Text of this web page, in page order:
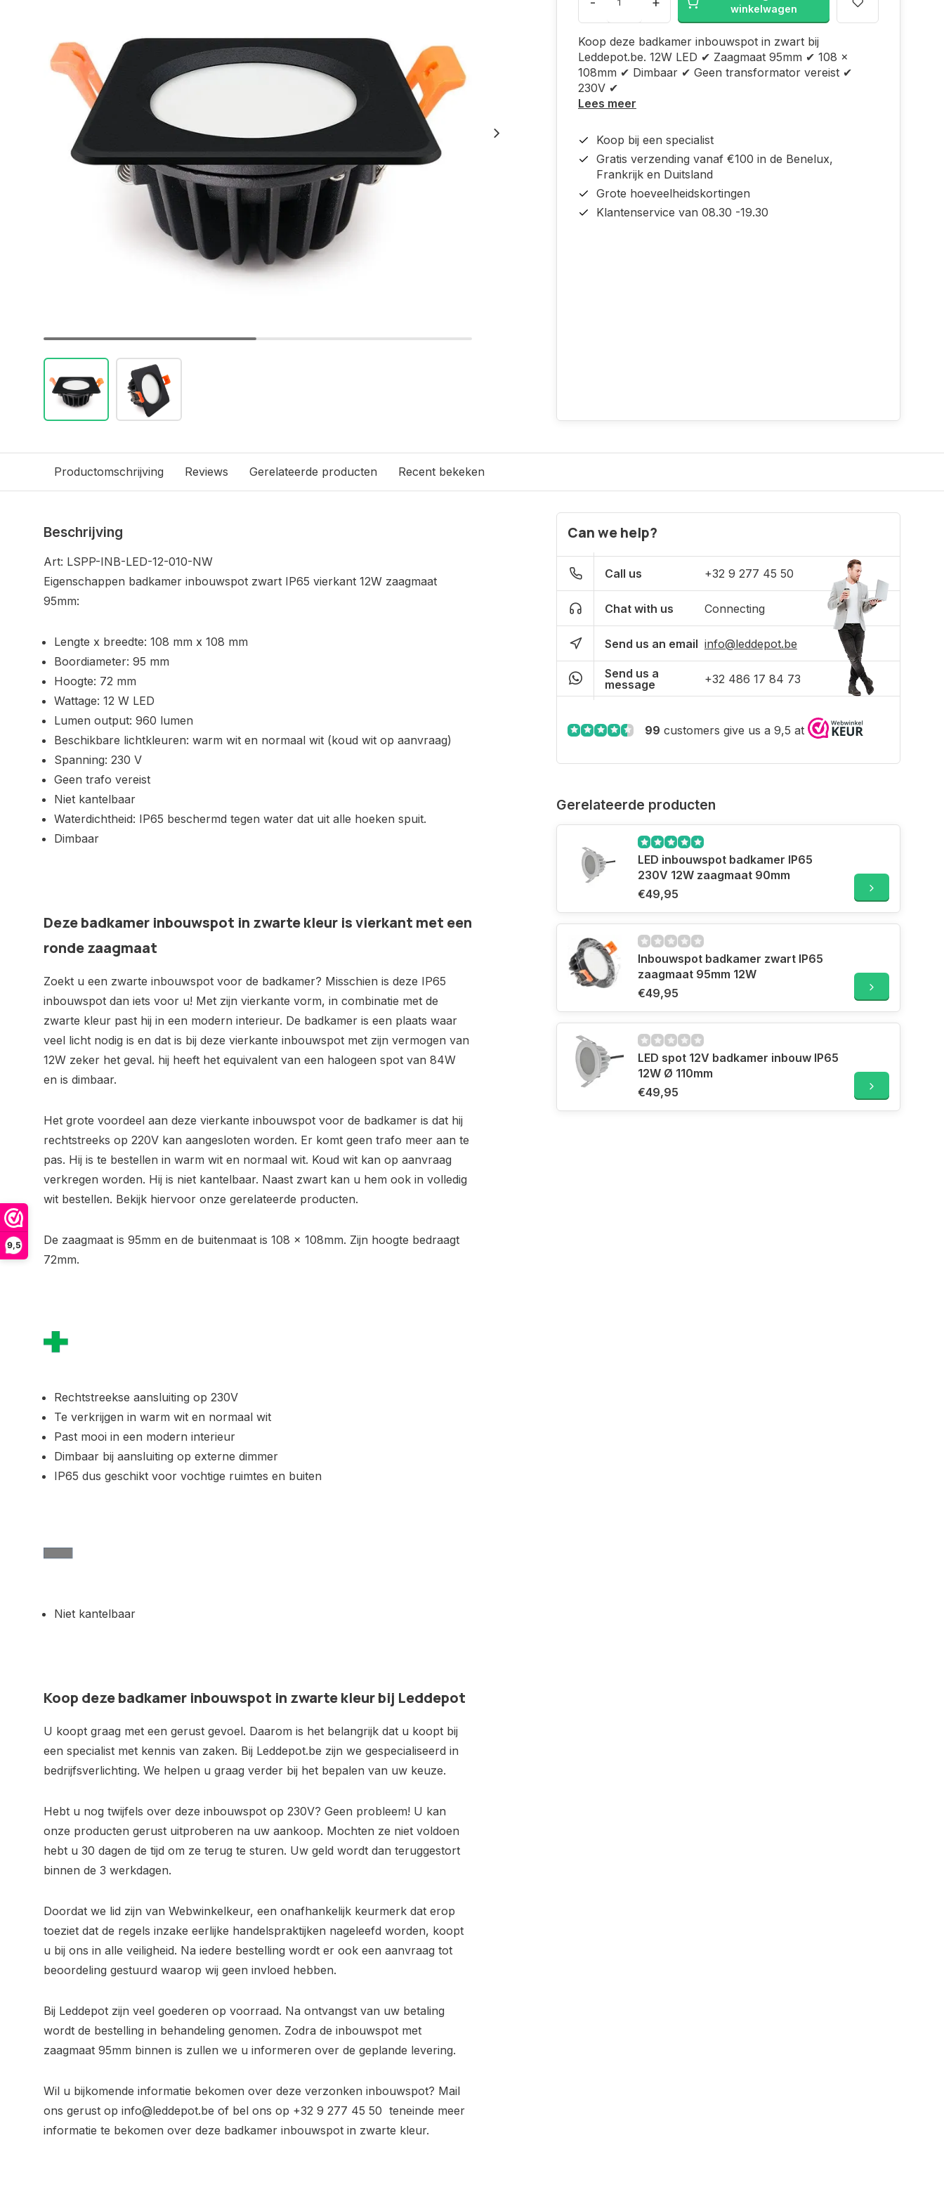
9,5
winkelwagen
Koop deze badkamer inbouwspot in zwart bij
Leddepot.be. 12W LED ✔ Zaagmaat 95mm ✔ 108 x
108mm ✔ Dimbaar ✔ Geen transformator vereist ✔
230V ✔
Lees meer
Koop bij een specialist
Gratis verzending vanaf €100 in de Benelux,
Frankrijk en Duitsland
Grote hoeveelheidskortingen
Klantenservice van 08.30 -19.30
Productomschrijving Reviews Gerelateerde producten Recent bekeken
Beschrijving
Art: LSPP-INB-LED-12-010-NW
Eigenschappen badkamer inbouwspot zwart IP65 vierkant 12W zaagmaat
95mm:
Lengte x breedte: 108 mm x 108 mm
Boordiameter: 95 mm
Hoogte: 72 mm
Wattage: 12 W LED
Lumen output: 960 lumen
Beschikbare lichtkleuren: warm wit en normaal wit (koud wit op aanvraag)
Spanning: 230 V
Geen trafo vereist
Niet kantelbaar
Waterdichtheid: IP65 beschermd tegen water dat uit alle hoeken spuit.
Dimbaar
Deze badkamer inbouwspot in zwarte kleur is vierkant met een
ronde zaagmaat
Zoekt u een zwarte inbouwspot voor de badkamer? Misschien is deze IP65
inbouwspot dan iets voor u! Met zijn vierkante vorm, in combinatie met de
zwarte kleur past hij in een modern interieur. De badkamer is een plaats waar
veel licht nodig is en dat is bij deze vierkante inbouwspot met zijn vermogen van
12W zeker het geval. hij heeft het equivalent van een halogeen spot van 84W
en is dimbaar.
Het grote voordeel aan deze vierkante inbouwspot voor de badkamer is dat hij
rechtstreeks op 220V kan aangesloten worden. Er komt geen trafo meer aan te
pas. Hij is te bestellen in warm wit en normaal wit. Koud wit kan op aanvraag
verkregen worden. Hij is niet kantelbaar. Naast zwart kan u hem ook in volledig
wit bestellen. Bekijk hiervoor onze gerelateerde producten.
De zaagmaat is 95mm en de buitenmaat is 108 x 108mm. Zijn hoogte bedraagt
72mm.
Rechtstreekse aansluiting op 230V
Te verkrijgen in warm wit en normaal wit
Past mooi in een modern interieur
Dimbaar bij aansluiting op externe dimmer
IP65 dus geschikt voor vochtige ruimtes en buiten
Niet kantelbaar
Koop deze badkamer inbouwspot in zwarte kleur bij Leddepot
U koopt graag met een gerust gevoel. Daarom is het belangrijk dat u koopt bij
een specialist met kennis van zaken. Bij Leddepot.be zijn we gespecialiseerd in
bedrijfsverlichting. We helpen u graag verder bij het bepalen van uw keuze.
Hebt u nog twijfels over deze inbouwspot op 230V? Geen probleem! U kan
onze producten gerust uitproberen na uw aankoop. Mochten ze niet voldoen
hebt u 30 dagen de tijd om ze terug te sturen. Uw geld wordt dan teruggestort
binnen de 3 werkdagen.
Doordat we lid zijn van Webwinkelkeur, een onafhankelijk keurmerk dat erop
toeziet dat de regels inzake eerlijke handelspraktijken nageleefd worden, koopt
u bij ons in alle veiligheid. Na iedere bestelling wordt er ook een aanvraag tot
beoordeling gestuurd waarop wij geen invloed hebben.
Bij Leddepot zijn veel goederen op voorraad. Na ontvangst van uw betaling
wordt de bestelling in behandeling genomen. Zodra de inbouwspot met
zaagmaat 95mm binnen is zullen we u informeren over de geplande levering.
Wil u bijkomende informatie bekomen over deze verzonken inbouwspot? Mail
ons gerust op info@leddepot.be of bel ons op +32 9 277 45 50 teneinde meer
informatie te bekomen over deze badkamer inbouwspot in zwarte kleur.
Can we help?
Call us +32 9 277 45 50
Chat with us Connecting
Send us an email info@leddepot.be
Send us a
message
+32 486 17 84 73
99 customers give us a 9,5 at
Gerelateerde producten
LED inbouwspot badkamer IP65
230V 12W zaagmaat 90mm
€49,95
Inbouwspot badkamer zwart IP65
zaagmaat 95mm 12W
€49,95
LED spot 12V badkamer inbouw IP65
12W Ø 110mm
€49,95